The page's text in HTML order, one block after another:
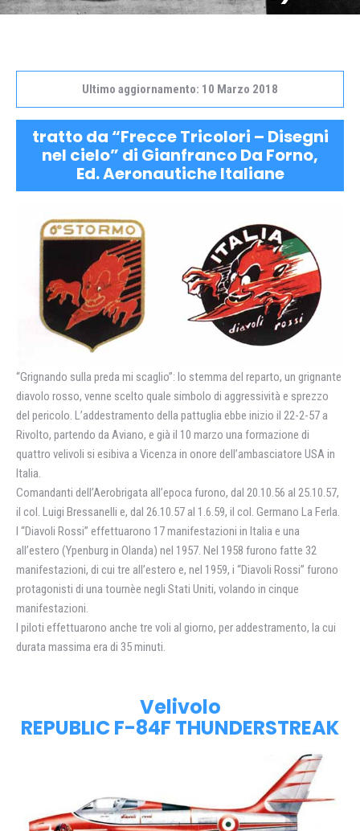
Ultimo aggiornamento: 10 Marzo 2018
tratto da “Frecce Tricolori – Disegni
nel cielo” di Gianfranco Da Forno,
Ed. Aeronautiche Italiane
“Grignando sulla preda mi scaglio”: lo stemma del reparto, un grignante
diavolo rosso, venne scelto quale simbolo di aggressività e sprezzo
del pericolo. L’addestramento della pattuglia ebbe inizio il 22-2-57 a
Rivolto, partendo da Aviano, e già il 10 marzo una formazione di
quattro velivoli si esibiva a Vicenza in onore dell’ambasciatore USA in
Italia.
Comandanti dell’Aerobrigata all’epoca furono, dal 20.10.56 al 25.10.57,
il col. Luigi Bressanelli e, dal 26.10.57 al 1.6.59, il col. Germano La Ferla.
I “Diavoli Rossi” effettuarono 17 manifestazioni in Italia e una
all’estero (Ypenburg in Olanda) nel 1957. Nel 1958 furono fatte 32
manifestazioni, di cui tre all’estero e, nel 1959, i “Diavoli Rossi” furono
protagonisti di una tournèe negli Stati Uniti, volando in cinque
manifestazioni.
I piloti effettuarono anche tre voli al giorno, per addestramento, la cui
durata massima era di 35 minuti.
Velivolo
REPUBLIC F-84F THUNDERSTREAK